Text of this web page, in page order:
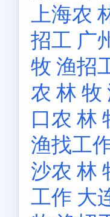
上海农
招工 广
牧 渔招
农 林 牧
口农 林
渔找工
沙农 林
工作 大